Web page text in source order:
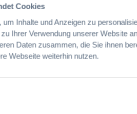
Cookies
Inhalte und Anzeigen zu
Ihrer Verwendung unserer Website
Daten zusammen, die Sie ihnen
Webseite weiterhin nutzen.